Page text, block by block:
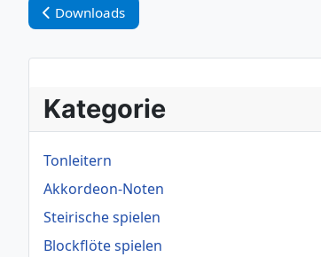
Kategorie
Tonleitern
Akkordeon-Noten
Steirische spielen
Blockflöte spielen
Vorheriger Beitrag: Downloads
Downloads